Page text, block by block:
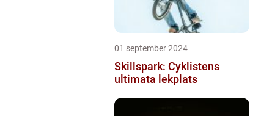
01 september 2024
Skillspark: Cyklistens
ultimata lekplats